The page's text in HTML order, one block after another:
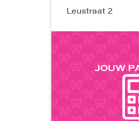
Leustraat 2
JOUW